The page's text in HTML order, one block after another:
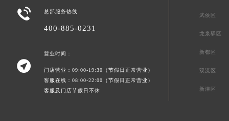
 总部服务热线
400-885-0231

营业时间：
门店营业：09:00-19:30（节假日正常营业）
客服在线：08:00-22:00（节假日正常营业）
客服及门店节假日不休
武侯区
龙泉驿区
新都区
双流区
新津区